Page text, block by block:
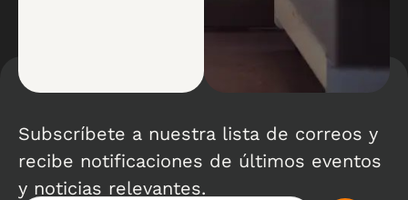
Subscríbete a nuestra lista de correos y
recibe notificaciones de últimos eventos
y noticias relevantes.